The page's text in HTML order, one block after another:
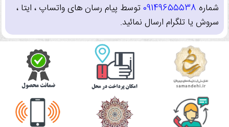
شماره 09149655538توسط پیام رسان های واتساپ ، ایتا ،
سروش یا تلگرام ارسال نمائید.